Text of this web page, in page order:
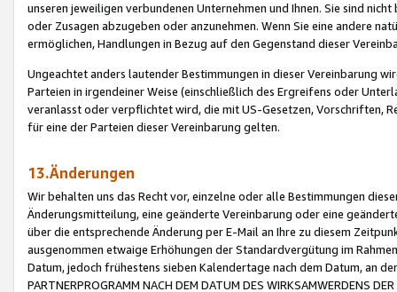
unseren jeweiligen verbundenen Unternehmen und Ihnen. Sie sind
oder Zusagen abzugeben oder anzunehmen. Wenn Sie eine andere
ermöglichen, Handlungen in Bezug auf den Gegenstand dieser
Ungeachtet anders lautender Bestimmungen in dieser Vereinbarung
Parteien in irgendeiner Weise (einschließlich des Ergreifens oder
veranlasst oder verpflichtet wird, die mit US-Gesetzen, Vorschriften,
für eine der Parteien dieser Vereinbarung gelten.
13.Änderungen
Wir behalten uns das Recht vor, einzelne oder alle Bestimmungen
Änderungsmitteilung, eine geänderte Vereinbarung oder eine
über die entsprechende Änderung per E-Mail an Ihre zu diesem
ausgenommen etwaige Erhöhungen der Standardvergütung im
Datum, jedoch frühestens sieben Kalendertage nach dem Datum, an
PARTNERPROGRAMM NACH DEM DATUM DES WIRKSAMWERDENS